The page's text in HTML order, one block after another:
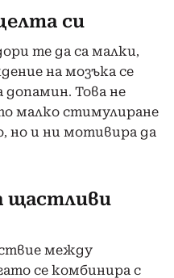
си
те да са малки,
на мозъка се
допамин. Това не
малко стимулиране
но и ни мотивира да
щастливи
между
се комбинира с